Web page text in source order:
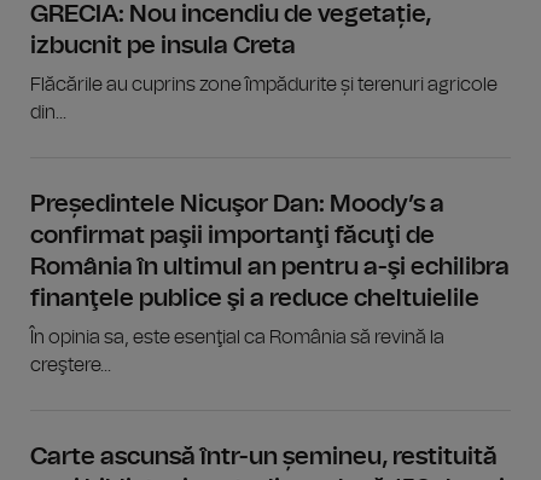
GRECIA: Nou incendiu de vegetație,
izbucnit pe insula Creta
Flăcările au cuprins zone împădurite și terenuri agricole
din...
Președintele Nicuşor Dan: Moody’s a
confirmat paşii importanţi făcuţi de
România în ultimul an pentru a-şi echilibra
finanţele publice şi a reduce cheltuielile
În opinia sa, este esenţial ca România să revină la
creştere...
Carte ascunsă într-un șemineu, restituită